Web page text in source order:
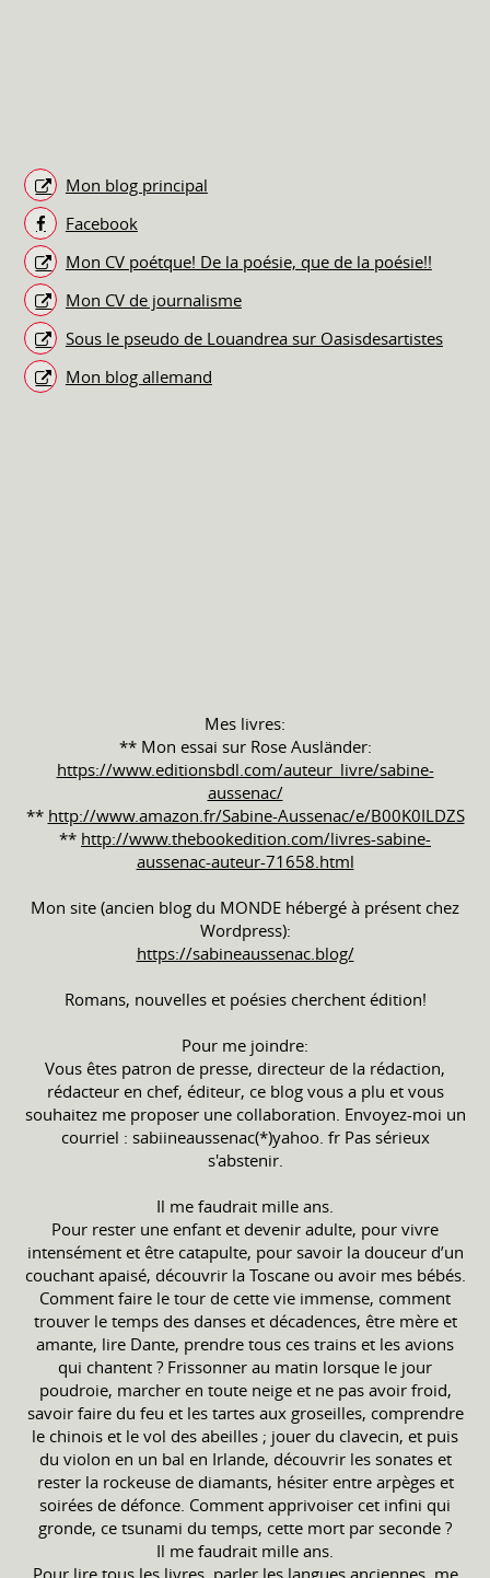
Mon blog principal
Facebook
Mon CV poétque! De la poésie, que de la poésie!!
Mon CV de journalisme
Sous le pseudo de Louandrea sur Oasisdesartistes
Mon blog allemand
Mes livres:
** Mon essai sur Rose Ausländer:
https://www.editionsbdl.com/auteur_livre/sabine-
aussenac/
** http://www.amazon.fr/Sabine-Aussenac/e/B00K0ILDZS
** http://www.thebookedition.com/livres-sabine-
aussenac-auteur-71658.html
Mon site (ancien blog du MONDE hébergé à présent chez
Wordpress):
https://sabineaussenac.blog/
Romans, nouvelles et poésies cherchent édition!
Pour me joindre:
Vous êtes patron de presse, directeur de la rédaction,
rédacteur en chef, éditeur, ce blog vous a plu et vous
souhaitez me proposer une collaboration. Envoyez-moi un
courriel : sabiineaussenac(*)yahoo. fr Pas sérieux
s'abstenir.
Il me faudrait mille ans.
Pour rester une enfant et devenir adulte, pour vivre
intensément et être catapulte, pour savoir la douceur d’un
couchant apaisé, découvrir la Toscane ou avoir mes bébés.
Comment faire le tour de cette vie immense, comment
trouver le temps des danses et décadences, être mère et
amante, lire Dante, prendre tous ces trains et les avions
qui chantent ? Frissonner au matin lorsque le jour
poudroie, marcher en toute neige et ne pas avoir froid,
savoir faire du feu et les tartes aux groseilles, comprendre
le chinois et le vol des abeilles ; jouer du clavecin, et puis
du violon en un bal en Irlande, découvrir les sonates et
rester la rockeuse de diamants, hésiter entre arpèges et
soirées de défonce. Comment apprivoiser cet infini qui
gronde, ce tsunami du temps, cette mort par seconde ?
Il me faudrait mille ans.
Pour lire tous les livres, parler les langues anciennes, me